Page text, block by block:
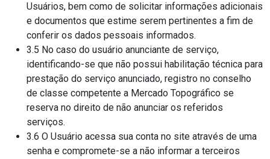
Usuários, bem como de solicitar informações adicionais
e documentos que estime serem pertinentes a fim de
conferir os dados pessoais informados.
3.5 No caso do usuário anunciante de serviço,
identificando-se que não possui habilitação técnica para
prestação do serviço anunciado, registro no conselho
de classe competente a Mercado Topográfico se
reserva no direito de não anunciar os referidos
serviços.
3.6 O Usuário acessa sua conta no site através de uma
senha e compromete-se a não informar a terceiros